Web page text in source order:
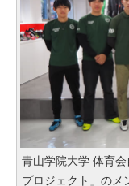
青山学院大学 体育
プロジェクト」のメ